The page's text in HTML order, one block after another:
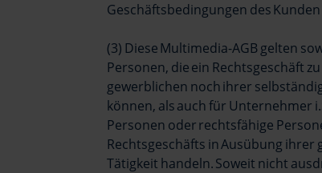
Geschäftsbedingungen des
(3) Diese Multimedia-AGB gelten
Personen, die ein Rechtsgeschäft
gewerblichen noch ihrer
können, als auch für Unternehmer
Personen oder rechtsfähige
Rechtsgeschäfts in Ausübung
Tätigkeit handeln. Soweit nicht